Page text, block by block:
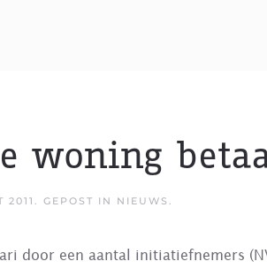
woning
2011 . GEPOST IN NIEUWS .
door een aantal initiatiefnemers